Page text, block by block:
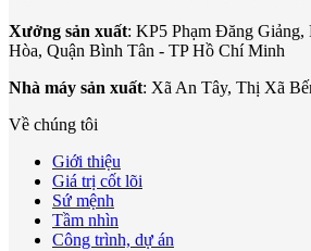
Xưởng sản xuất: KP5 Phạm Đăng
Hòa, Quận Bình Tân - TP Hồ Chí Minh
Nhà máy sản xuất: Xã An Tây, Thị Xã
Về chúng tôi
Giới thiệu
Giá trị cốt lõi
Sứ mệnh
Tầm nhìn
Công trình, dự án